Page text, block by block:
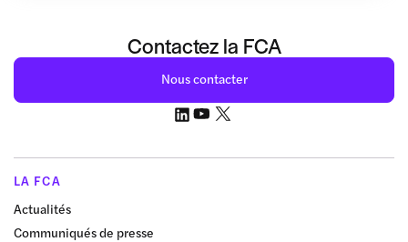
Contactez la FCA
Nous contacter
LA FCA
Actualités
Communiqués de presse